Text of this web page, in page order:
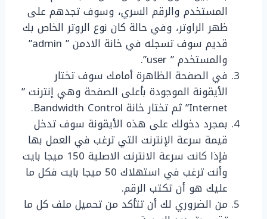
المستخدم والرقم السري، وسوف تجدهم على
ظهر الراوتر، وفي حالة كان نوع الروتر الخاص بك
قديم سوف تسجله في خانة الادمن ” admin”
والمستخدم ” user”.
في الصفحة الظاهرة أمامك سوف تختار
الأيقونة الموجودة بأعلى الصفحة وهي إنترنت ”
Internet” ثم تختار خانة Bandwidth Control.
بمجرد دخولك على هذه الأيقونة سوف تدخل
قيمة سرعة الإنترنت التي ترغب في العمل بها
فإذا كانت سرعة الانترنت الاصلية 150 ميجا بايت
وأنت ترغب في استهلاك 50 ميجا بايت فكل ما
عليك هو أن تكتب الرقم.
من الضروري لك أن تتأكد من تحميل ملف كل ما